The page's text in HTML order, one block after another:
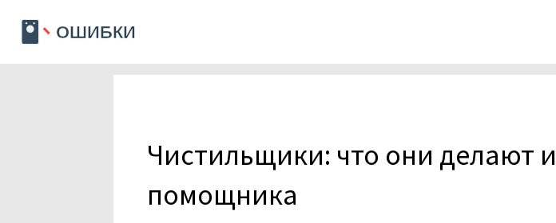
Чистильщики: что они делают
помощника